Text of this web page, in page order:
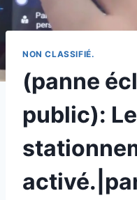
NON CLASSIFIÉ.
(panne
public):